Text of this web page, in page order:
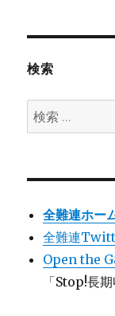
検索
検
索:
全難連ホー
全難連
Open the
「Stop!長